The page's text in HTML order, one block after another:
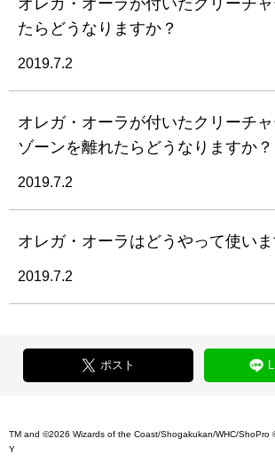
オレガ・オーラが付いたクリーチ
たらどうなりますか？
2019.7.2
オレガ・オーラが付いたクリーチ
ゾーンを離れたらどうなりますか？
2019.7.2
オレガ・オーラはどうやって使いま
2019.7.2
ポスト
TM and ©2026 Wizards of the Coast/Shogakukan/WHC/ShoPro
Y